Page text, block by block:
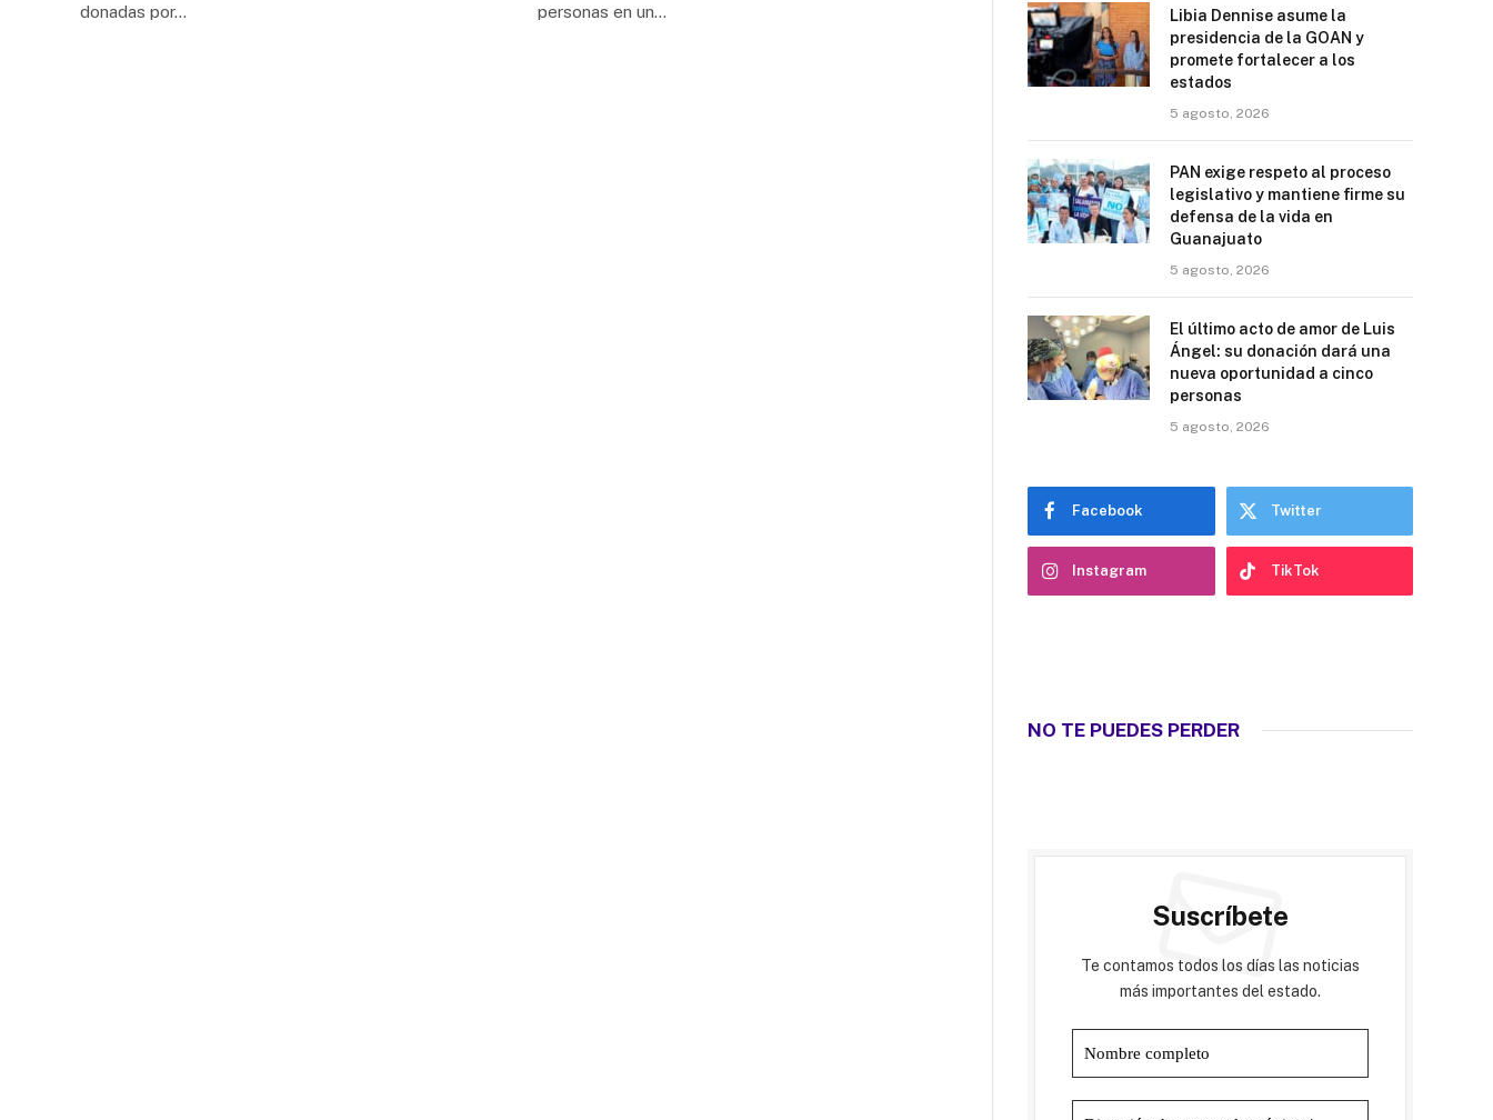
donadas por…
personas en un…
Libia Dennise asume la
presidencia de la GOAN y
promete fortalecer a los
estados
5 agosto, 2026
PAN exige respeto al proceso
legislativo y mantiene firme su
defensa de la vida en
Guanajuato
5 agosto, 2026
El último acto de amor de Luis
Ángel: su donación dará una
nueva oportunidad a cinco
personas
5 agosto, 2026
Facebook Twitter
Instagram TikTok
NO TE PUEDES PERDER
Suscríbete
Te contamos todos los días las noticias
más importantes del estado.